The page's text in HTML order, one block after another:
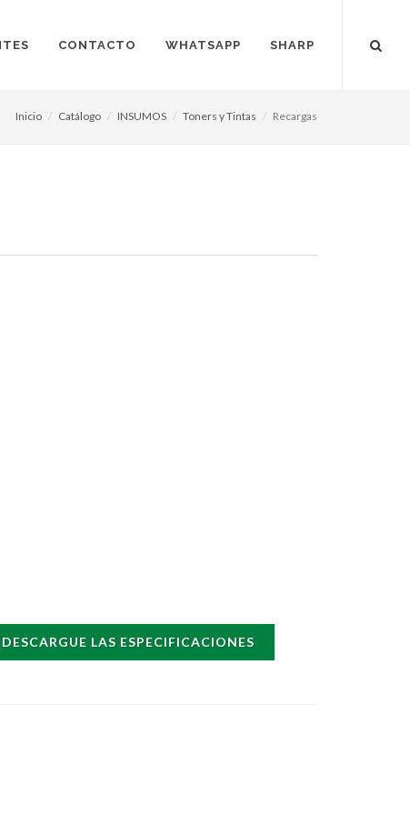
CONTACTO WHATSAPP SHARP
Inicio Catálogo INSUMOS Toners y Tintas Recargas
DESCARGUE LAS ESPECIFICACIONES